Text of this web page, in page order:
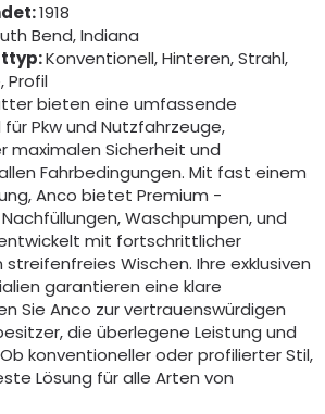
1918
Bend, Indiana
Konventionell, Hinteren, Strahl,
Profil
bieten eine umfassende
Pkw und Nutzfahrzeuge,
maximalen Sicherheit und
Fahrbedingungen. Mit fast einem
Anco bietet Premium -
Waschpumpen, und
mit fortschrittlicher
Wischen. Ihre exklusiven
garantieren eine klare
Sie Anco zur vertrauenswürdigen
die überlegene Leistung und
konventioneller oder profilierter Stil,
Lösung für alle Arten von